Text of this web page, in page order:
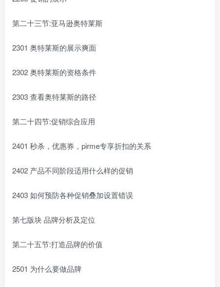
第二十三节:亚马逊奥特莱斯
2301 奥特莱斯的展示爽面
2302 奥特莱斯的资格条件
2303 查看奥特莱斯的路径
第二十四节:促销综合应用
2401 秒杀，优惠券，pirme专享折扣的关系
2402 产品不同阶段适用什么样的促销
2403 如何预防各种促销叠加设置错误
第七版块 品牌分析及定位
第二十五节:打造品牌的价值
2501 为什么要做品牌